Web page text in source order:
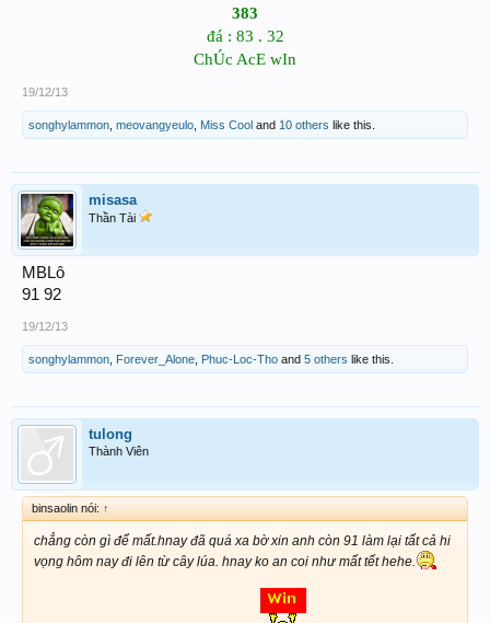
383
đá : 83 . 32
ChÚc AcE wIn
19/12/13
songhylammon meovangyeulo Miss Cool and 10 others like this.
misasa
Thần Tài
MBLô
91 92
19/12/13
songhylammon Forever_Alone Phuc-Loc-Tho and 5 others like this.
tulong
Thành Viên
binsaolin nói: ↑
chẳng còn gì để mất.hnay đã quá xa bờ xin anh còn 91 làm lại tất cả hi
vọng hôm nay đi lên từ cây lúa. hnay ko an coi như mất tết hehe.